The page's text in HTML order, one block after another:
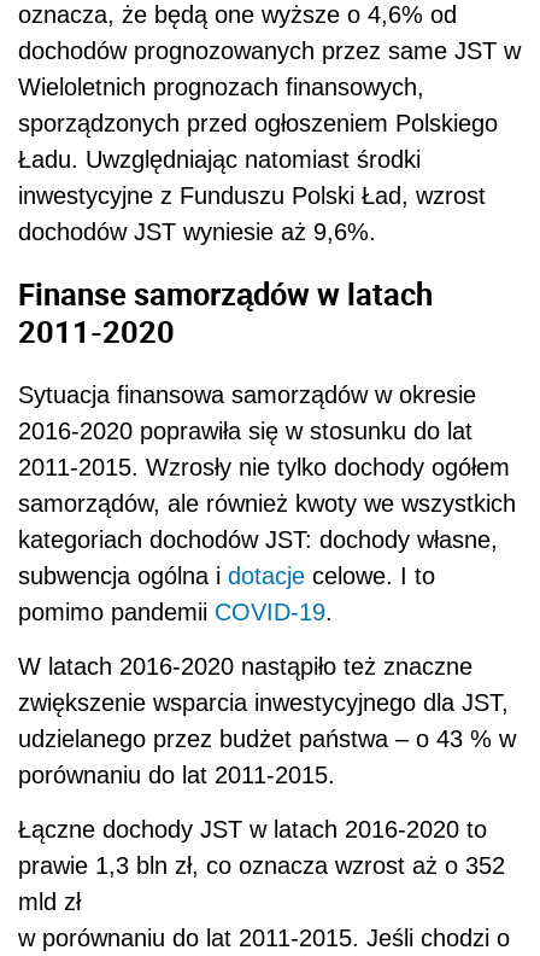
oznacza, że będą one wyższe o 4,6% od
dochodów prognozowanych przez same JST w
Wieloletnich prognozach finansowych,
sporządzonych przed ogłoszeniem Polskiego
Ładu. Uwzględniając natomiast środki
inwestycyjne z Funduszu Polski Ład, wzrost
dochodów JST wyniesie aż 9,6%.
Finanse samorządów w latach
2011-2020
Sytuacja finansowa samorządów w okresie
2016-2020 poprawiła się w stosunku do lat
2011-2015. Wzrosły nie tylko dochody ogółem
samorządów, ale również kwoty we wszystkich
kategoriach dochodów JST: dochody własne,
subwencja ogólna i dotacje celowe. I to
pomimo pandemii COVID-19.
W latach 2016-2020 nastąpiło też znaczne
zwiększenie wsparcia inwestycyjnego dla JST,
udzielanego przez budżet państwa – o 43 % w
porównaniu do lat 2011-2015.
Łączne dochody JST w latach 2016-2020 to
prawie 1,3 bln zł, co oznacza wzrost aż o 352
mld zł
w porównaniu do lat 2011-2015. Jeśli chodzi o